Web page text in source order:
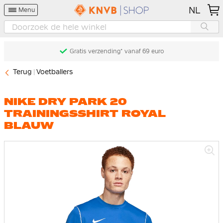
Menu NL
Gratis verzending* vanaf 69 euro
Terug Voetballers
NIKE DRY PARK 20
TRAININGSSHIRT ROYAL
BLAUW